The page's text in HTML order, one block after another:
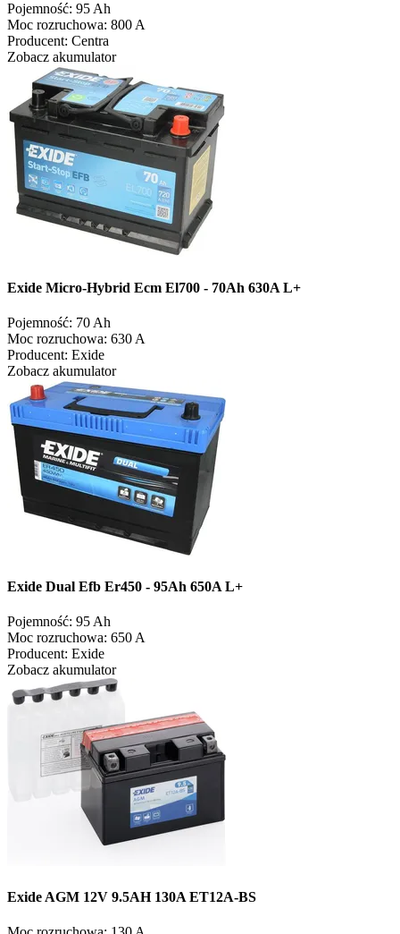
Pojemność: 95 Ah
Moc rozruchowa: 800 A
Producent: Centra
Zobacz akumulator
Exide Micro-Hybrid Ecm El700 - 70Ah 630A L+
Pojemność: 70 Ah
Moc rozruchowa: 630 A
Producent: Exide
Zobacz akumulator
Exide Dual Efb Er450 - 95Ah 650A L+
Pojemność: 95 Ah
Moc rozruchowa: 650 A
Producent: Exide
Zobacz akumulator
Exide AGM 12V 9.5AH 130A ET12A-BS